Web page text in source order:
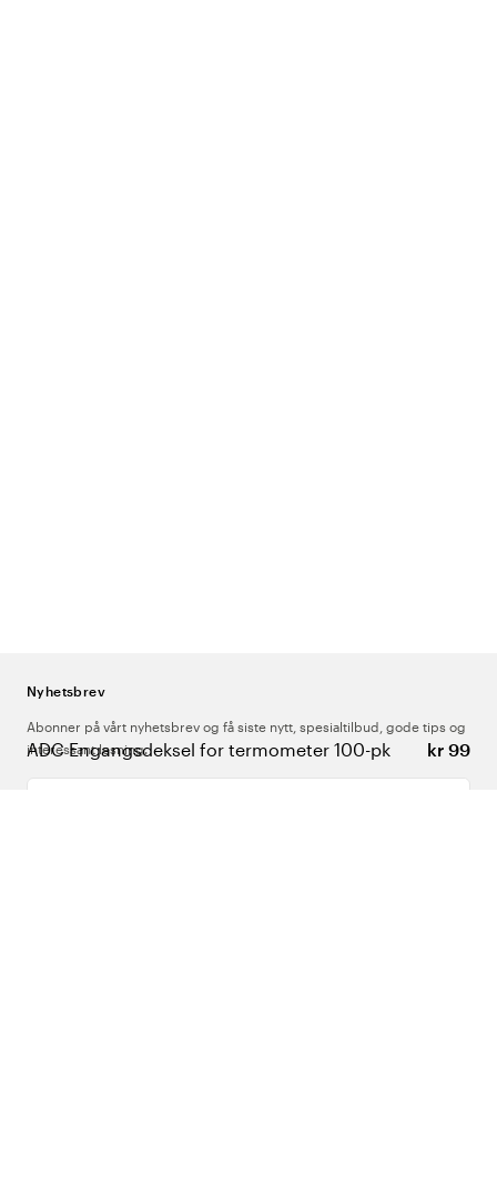
ADC Engangsdeksel for termometer 100-pk kr 99
Nyhetsbrev
Abonner på vårt nyhetsbrev og få siste nytt, spesialtilbud, gode tips og
interessant lesning.
Skriv inn din e-postadresse